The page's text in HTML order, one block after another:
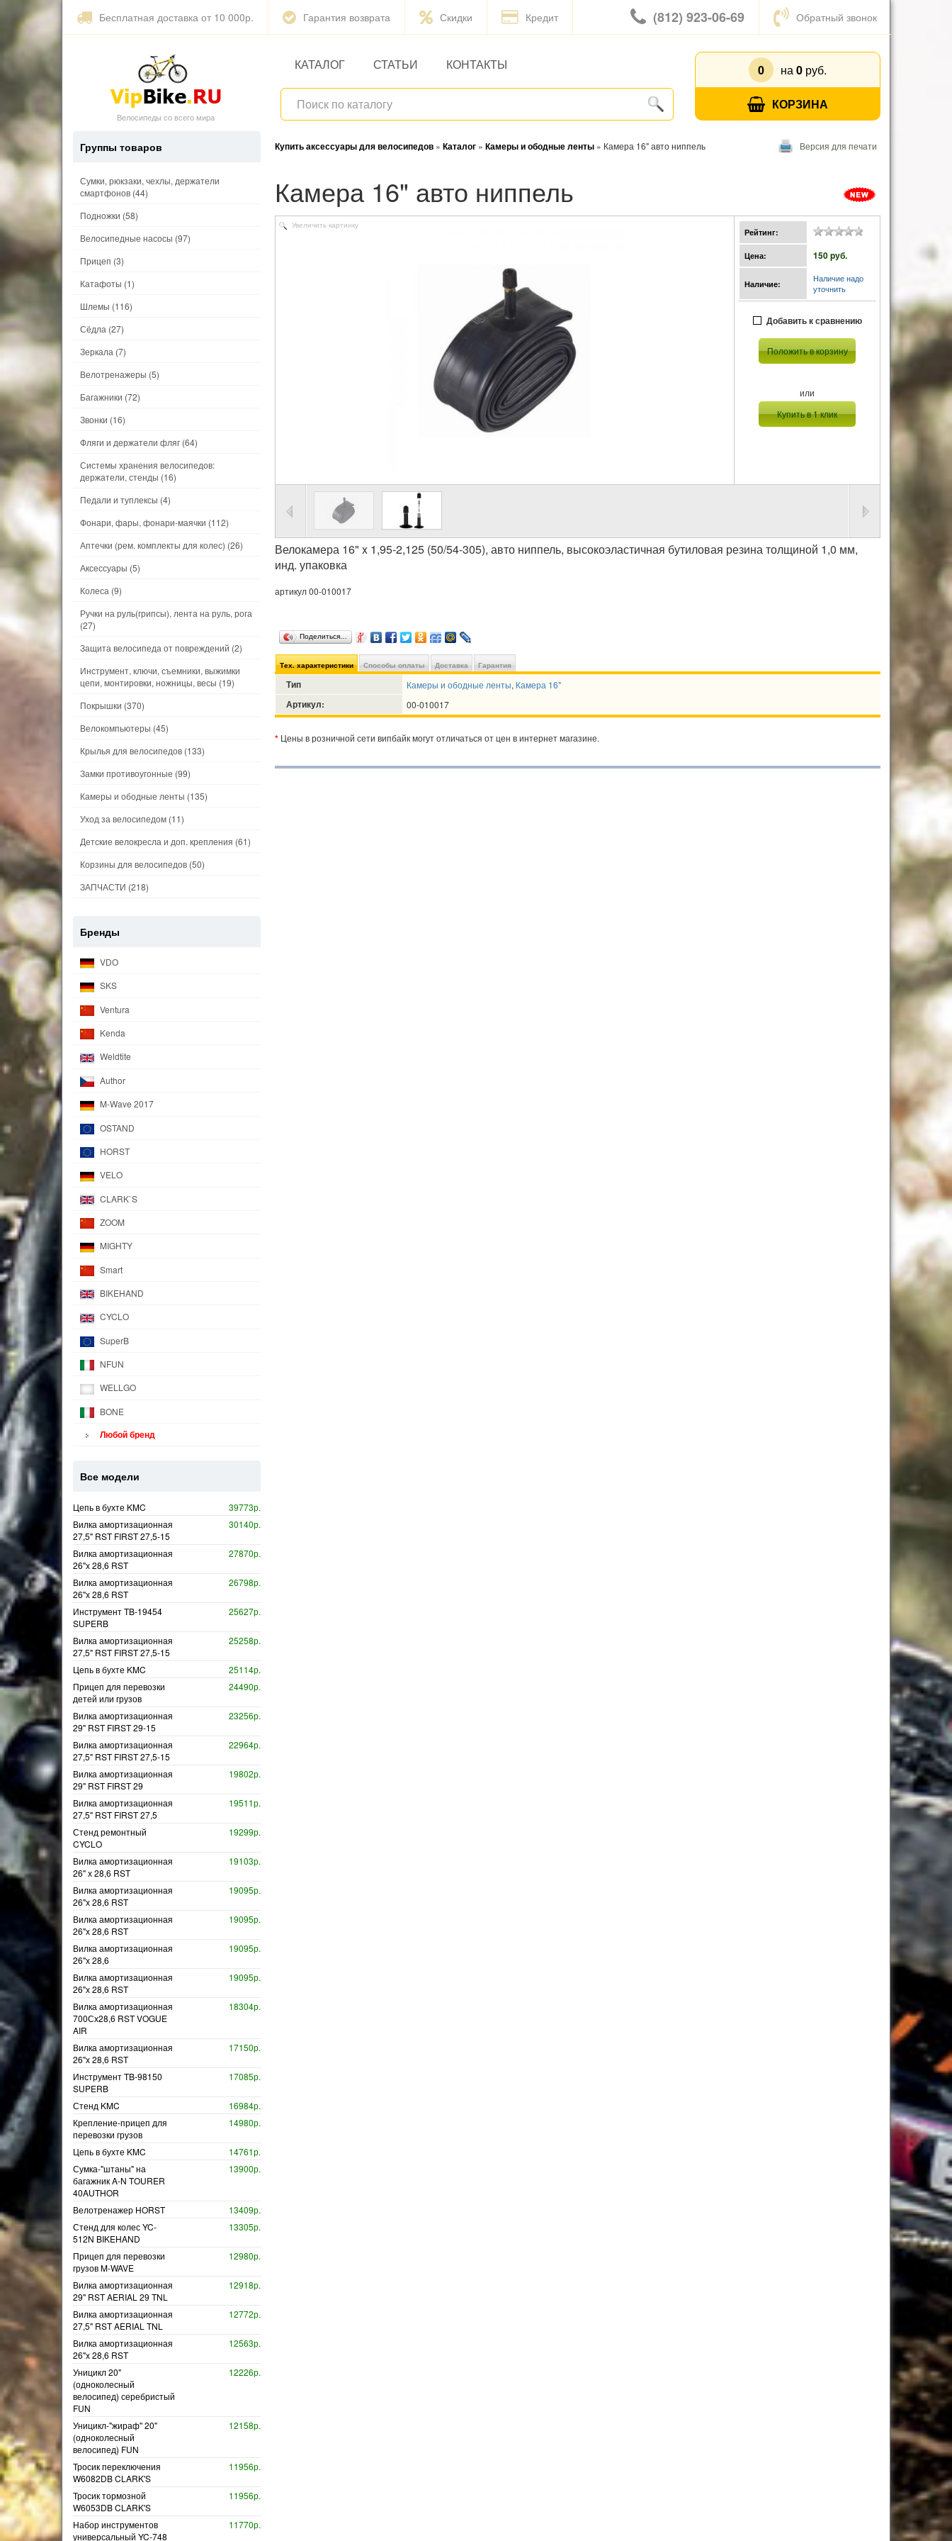
Бесплатная доставка от 10 000р. Гарантия возврата Скидки Кредит (812) 923-06-69 Обратный звонок
Велосипеды со всего мира
КАТАЛОГ СТАТЬИ КОНТАКТЫ 0 на 0руб.
КОРЗИНА
Купить аксессуары для велосипедов » Каталог » Камеры и ободные ленты » Камера 16" авто ниппель Версия для печати
Камера 16" авто ниппель
Увеличить картинку
Рейтинг:
Цена: 150 pуб.
Наличие:
Наличие надо
уточнить
Добавить к сравнению
Положить в корзину
или
Купить в 1 клик
Велокамера 16" x 1,95-2,125 (50/54-305), авто ниппель, высокоэластичная бутиловая резина толщиной 1,0 мм,
инд. упаковка
артикул 00-010017
Поделиться…
Тех. характеристики Способы оплаты Доставка Гарантия
Тип Камеры и ободные ленты, Камера 16"
Артикул: 00-010017
* Цены в розничной сети випбайк могут отличаться от цен в интернет магазине.
Группы товаров
Сумки, рюкзаки, чехлы, держатели
смартфонов (44)
Подножки (58)
Велосипедные насосы (97)
Прицеп (3)
Катафоты (1)
Шлемы (116)
Сёдла (27)
Зеркала (7)
Велотренажеры (5)
Багажники (72)
Звонки (16)
Фляги и держатели фляг (64)
Системы хранения велосипедов:
держатели, стенды (16)
Педали и туплексы (4)
Фонари, фары, фонари-маячки (112)
Аптечки (рем. комплекты для колес) (26)
Аксессуары (5)
Колеса (9)
Ручки на руль(грипсы), лента на руль, рога
(27)
Защита велосипеда от повреждений (2)
Инструмент, ключи, съемники, выжимки
цепи, монтировки, ножницы, весы (19)
Покрышки (370)
Велокомпьютеры (45)
Крылья для велосипедов (133)
Замки противоугонные (99)
Камеры и ободные ленты (135)
Уход за велосипедом (11)
Детские велокресла и доп. крепления (61)
Корзины для велосипедов (50)
ЗАПЧАСТИ (218)
Бренды
VDO
SKS
Ventura
Kenda
Weldtite
Author
M-Wave 2017
OSTAND
HORST
VELO
CLARK`S
ZOOM
MIGHTY
Smart
BIKEHAND
CYCLO
SuperB
NFUN
WELLGO
BONE
Любой бренд
Все модели
Цепь в бухте KMC
39773р.
Вилка амортизационная
27,5" RST FIRST 27,5-15
30140р.
Вилка амортизационная
26"х 28,6 RST
27870р.
Вилка амортизационная
26"х 28,6 RST
26798р.
Инструмент TB-19454
SUPERB
25627р.
Вилка амортизационная
27,5" RST FIRST 27,5-15
25258р.
Цепь в бухте KMC
25114р.
Прицеп для перевозки
детей или грузов
24490р.
Вилка амортизационная
29" RST FIRST 29-15
23256р.
Вилка амортизационная
27,5" RST FIRST 27,5-15
22964р.
Вилка амортизационная
29" RST FIRST 29
19802р.
Вилка амортизационная
27,5" RST FIRST 27,5
19511р.
Стенд ремонтный
CYCLO
19299р.
Вилка амортизационная
26" х 28,6 RST
19103р.
Вилка амортизационная
26"х 28,6 RST
19095р.
Вилка амортизационная
26"х 28,6 RST
19095р.
Вилка амортизационная
26"х 28,6
19095р.
Вилка амортизационная
26"х 28,6 RST
19095р.
Вилка амортизационная
700Сх28,6 RST VOGUE
AIR
18304р.
Вилка амортизационная
26"х 28,6 RST
17150р.
Инструмент TB-98150
SUPERB
17085р.
Стенд KMC
16984р.
Крепление-прицеп для
перевозки грузов
14980р.
Цепь в бухте KMC
14761р.
Сумка-"штаны" на
багажник A-N TOURER
40AUTHOR
13900р.
Велотренажер HORST
13409р.
Стенд для колес YC-
512N BIKEHAND
13305р.
Прицеп для перевозки
грузов M-WAVE
12980р.
Вилка амортизационная
29" RST AERIAL 29 TNL
12918р.
Вилка амортизационная
27,5" RST AERIAL TNL
12772р.
Вилка амортизационная
26"х 28,6 RST
12563р.
Уницикл 20"
(одноколесный
велосипед) серебристый
FUN
12226р.
Уницикл-"жираф" 20"
(одноколесный
велосипед) FUN
12158р.
Тросик переключения
W6082DB CLARK'S
11956р.
Тросик тормозной
W6053DB CLARK'S
11956р.
Набор инструментов
универсальный YC-748
11770р.